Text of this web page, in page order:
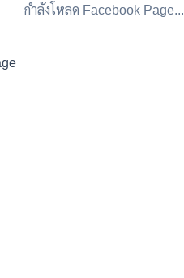
กำลังโหลด Facebook Page...